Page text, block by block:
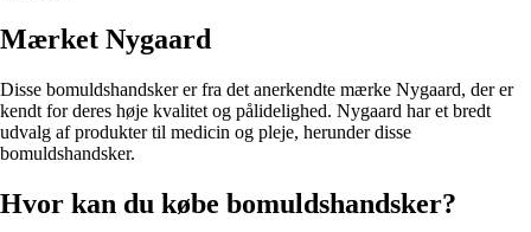
Mærket Nygaard
Disse bomuldshandsker er fra det anerkendte mærke Nygaard, der er
kendt for deres høje kvalitet og pålidelighed. Nygaard har et bredt
udvalg af produkter til medicin og pleje, herunder disse
bomuldshandsker.
Hvor kan du købe bomuldshandsker?